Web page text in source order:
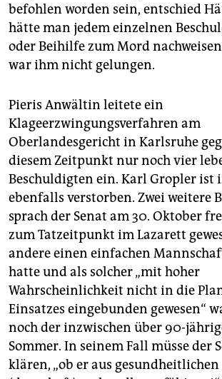
befohlen worden sein, entschied
hätte man jedem einzelnen
oder Beihilfe zum Mord
war ihm nicht gelungen.
Pieris Anwältin leitete ein
Klageerzwingungsverfahren am
Oberlandesgericht in Karlsruhe
diesem Zeitpunkt nur noch vier
Beschuldigten ein. Karl Gropler ist
ebenfalls verstorben. Zwei weitere
sprach der Senat am 30. Oktober
zum Tatzeitpunkt im Lazarett
andere einen einfachen
hatte und als solcher „mit hoher
Wahrscheinlichkeit nicht in die
Einsatzes eingebunden gewesen“
noch der inzwischen über 90-
Sommer. In seinem Fall müsse der
klären, „ob er aus